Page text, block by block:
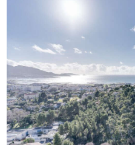
harmonieusement sur les
deux cuisines, dont une
intégrée aux espaces
des beaux jours.
L'espace nuit
chacune bénéficiant de sa
nombreux dressings et
mesure.